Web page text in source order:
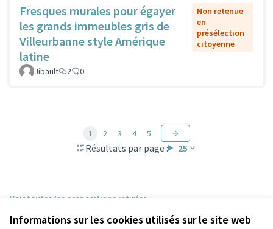
Informations sur les cookies utilisés sur le site web
Fresques murales pour égayer
les grands immeubles gris de
Villeurbanne style Amérique
latine
Non retenue
en
présélection
citoyenne
Jibault 2 0
Résultats par page : 25
1 2 3 4 5
Voir toutes les propositions retirées